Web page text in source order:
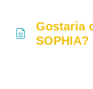
Gostaria
SOPHIA?